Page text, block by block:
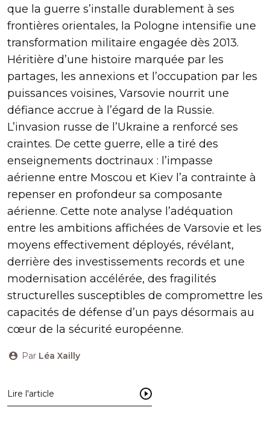
que la guerre s’installe durablement à ses
frontières orientales, la Pologne intensifie une
transformation militaire engagée dès 2013.
Héritière d’une histoire marquée par les
partages, les annexions et l’occupation par les
puissances voisines, Varsovie nourrit une
défiance accrue à l’égard de la Russie.
L’invasion russe de l’Ukraine a renforcé ses
craintes. De cette guerre, elle a tiré des
enseignements doctrinaux : l’impasse
aérienne entre Moscou et Kiev l’a contrainte à
repenser en profondeur sa composante
aérienne. Cette note analyse l’adéquation
entre les ambitions affichées de Varsovie et les
moyens effectivement déployés, révélant,
derrière des investissements records et une
modernisation accélérée, des fragilités
structurelles susceptibles de compromettre les
capacités de défense d’un pays désormais au
cœur de la sécurité européenne.
Par Léa Xailly
Lire l'article